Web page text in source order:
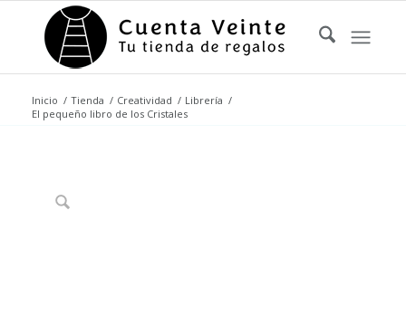
Inicio / Tienda / Creatividad / Librería /
El pequeño libro de los Cristales